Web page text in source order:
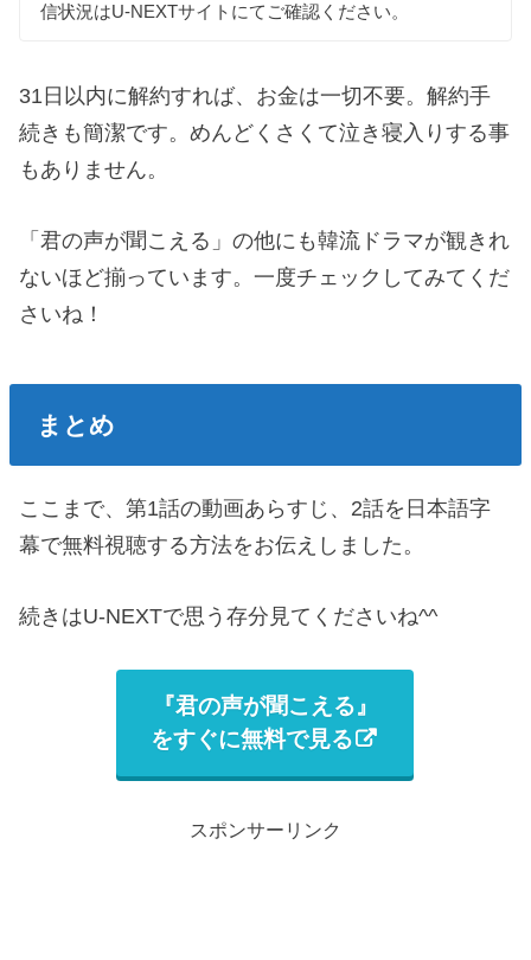
信状況はU-NEXTサイトにてご確認ください。
31日以内に解約すれば、お金は一切不要。解約手
続きも簡潔です。めんどくさくて泣き寝入りする事
もありません。
「君の声が聞こえる」の他にも韓流ドラマが観きれ
ないほど揃っています。一度チェックしてみてくだ
さいね！
まとめ
ここまで、第1話の動画あらすじ、2話を日本語字
幕で無料視聴する方法をお伝えしました。
続きはU-NEXTで思う存分見てくださいね^^
『君の声が聞こえる』
をすぐに無料で見る
スポンサーリンク